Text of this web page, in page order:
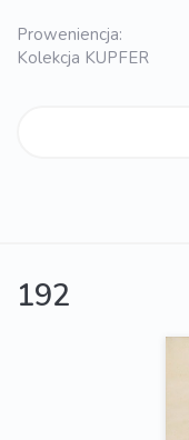
Proweniencja:
Kolekcja KUPFER
192